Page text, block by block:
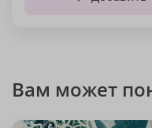
Вам может